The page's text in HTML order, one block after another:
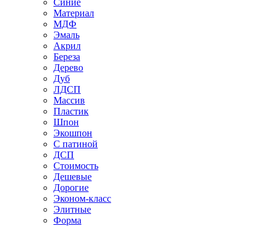
Синие
Материал
МДФ
Эмаль
Акрил
Береза
Дерево
Дуб
ЛДСП
Массив
Пластик
Шпон
Экошпон
С патиной
ДСП
Стоимость
Дешевые
Дорогие
Эконом-класс
Элитные
Форма